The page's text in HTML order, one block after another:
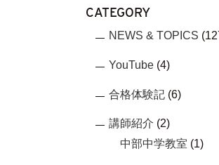
CATEGORY
NEWS & TOPICS
YouTube (4)
合格体験記 (6)
講師紹介 (2)
中部中学教室 (1)